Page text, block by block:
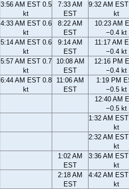
3:56 AM EST 0.5
kt
7:33 AM
EST
9:32 AM
kt
4:33 AM EST 0.6
kt
8:22 AM
EST
10:23 AM
−0.4 kt
5:14 AM EST 0.6
kt
9:14 AM
EST
11:17 AM
−0.4 kt
5:57 AM EST 0.7
kt
10:08 AM
EST
12:16 PM
−0.4 kt
6:44 AM EST 0.8
kt
11:06 AM
EST
1:19 PM
−0.5 kt
12:40 AM
−0.5 kt
1:32 AM
kt
2:32 AM
kt
1:02 AM
EST
3:36 AM
kt
2:18 AM
EST
4:42 AM
kt